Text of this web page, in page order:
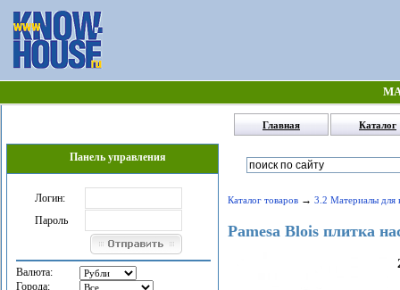
Главная Каталог
Панель управления
Логин:
Пароль
Валюта:
Города:
Каталог товаров→ 3.2 Материалы для
Pamesa Blois плитка